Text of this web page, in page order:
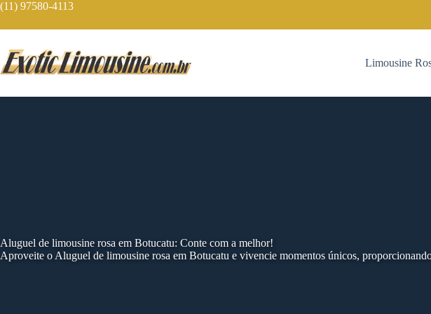
Skip
content
(11) 97580-4113
Limousine
Aluguel de limousine rosa em Botucatu: Conte com a melhor!
Aproveite o Aluguel de limousine rosa em Botucatu e vivencie momentos únicos,